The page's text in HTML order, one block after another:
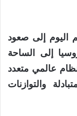
اليوم إلى صعود
إلى الساحة
عالمي متعدد
والتوازنات